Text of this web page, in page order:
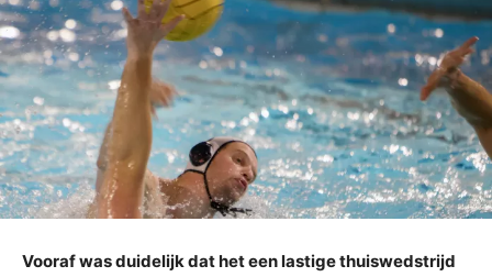
Vooraf was duidelijk dat het een lastige thuiswedstrijd